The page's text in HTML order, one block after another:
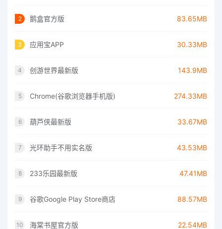
2 鹅盒官方版 83.65MB
3 应用宝APP 30.33MB
4 创游世界最新版 143.9MB
5 Chrome(谷歌浏览器手机版) 274.33MB
6 葫芦侠最新版 33.67MB
7 光环助手不用实名版 43.53MB
8 233乐园最新版 47.41MB
9 谷歌Google Play Store商店 88.57MB
10 海棠书屋官方版 22.54MB